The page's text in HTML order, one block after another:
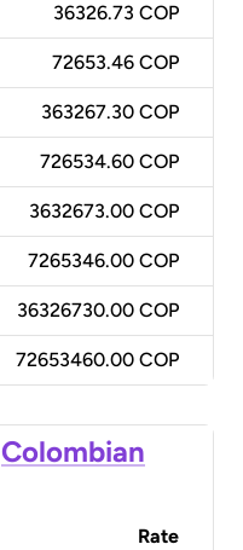
36326.73 COP
72653.46 COP
363267.30 COP
726534.60 COP
3632673.00 COP
7265346.00 COP
36326730.00 COP
72653460.00 COP
Colombian
Rate